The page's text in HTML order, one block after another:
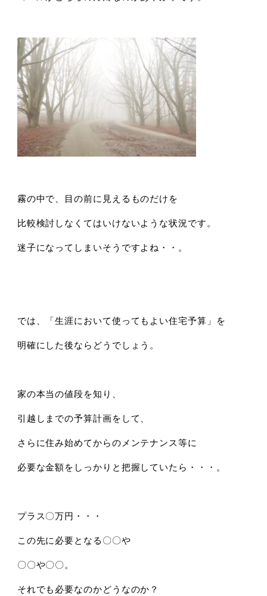
霧の中で、目の前に見えるものだけを
比較検討しなくてはいけないような状況です。
迷子になってしまいそうですよね・・。
では、「生涯において使ってもよい住宅予算」を
明確にした後ならどうでしょう。
家の本当の値段を知り、
引越しまでの予算計画をして、
さらに住み始めてからのメンテナンス等に
必要な金額をしっかりと把握していたら・・・。
プラス〇万円・・・
この先に必要となる〇〇や
〇〇や〇〇。
それでも必要なのかどうなのか？